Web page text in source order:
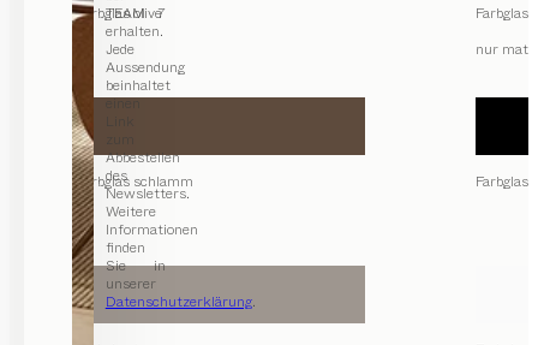
TEAM 7
erhalten.
Jede
Aussendung
beinhaltet
einen
Link
zum
Abbestellen
des
Newsletters.
Weitere
Informationen
finden
Sie in
unserer
Datenschutzerklärung.
Farbglas olive
Farbglas
nur matt
Farbglas schlamm Farbglas